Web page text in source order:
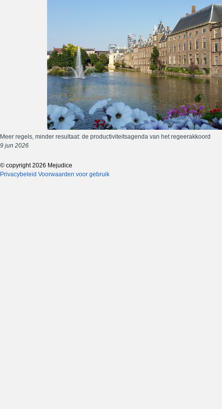
Meer regels, minder resultaat: de productiviteitsagenda van het regeerakkoord
9 jun 2026
© copyright 2026 Mejudice
Privacybeleid Voorwaarden voor gebruik